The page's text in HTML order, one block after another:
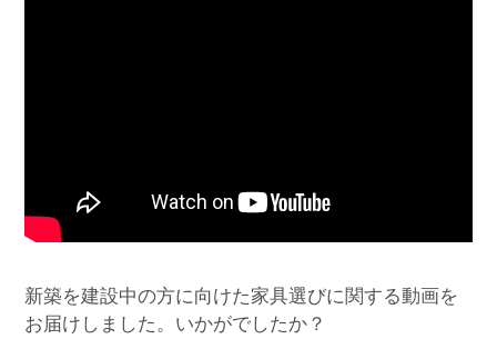
新築を建設中の方に向けた家具選びに関する動画を
お届けしました。いかがでしたか？